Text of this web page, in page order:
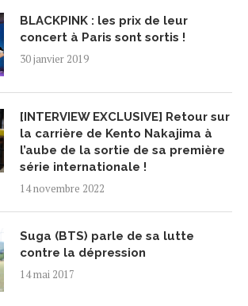
BLACKPINK : les prix de leur
concert à Paris sont sortis !
30 janvier 2019
[INTERVIEW EXCLUSIVE] Retour sur
la carrière de Kento Nakajima à
l’aube de la sortie de sa première
série internationale !
14 novembre 2022
Suga (BTS) parle de sa lutte
contre la dépression
14 mai 2017